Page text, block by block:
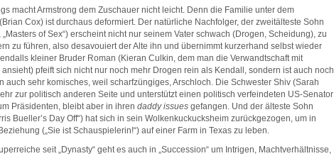
macht Armstrong dem Zuschauer nicht leicht. Denn die Familie unter dem
Cox) ist durchaus deformiert. Der natürliche Nachfolger, der zweitälteste Sohn
of Sex“) erscheint nicht nur seinem Vater schwach (Drogen, Scheidung), zu
zu führen, also desavouiert der Alte ihn und übernimmt kurzerhand selbst wieder
kleiner Bruder Roman (Kieran Culkin, dem man die Verwandtschaft mit
pfeift sich nicht nur noch mehr Drogen rein als Kendall, sondern ist auch noch
auch sehr komisches, weil scharfzüngiges, Arschloch. Die Schwester Shiv (Sarah
zur politisch anderen Seite und unterstützt einen politisch verfeindeten US-Senator
Präsidenten, bleibt aber in ihren daddy issues gefangen. Und der älteste Sohn
Bueller’s Day Off“) hat sich in sein Wolkenkuckucksheim zurückgezogen, um in
(„Sie ist Schauspielerin!“) auf einer Farm in Texas zu leben.
seit „Dynasty“ geht es auch in „Succession“ um Intrigen, Machtverhältnisse,